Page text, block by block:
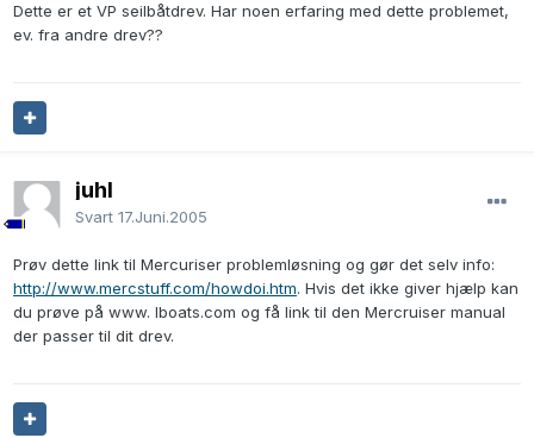
Dette er et VP seilbåtdrev. Har noen erfaring med dette problemet,
ev. fra andre drev??
juhl
Svart 17.Juni.2005
Prøv dette link til Mercuriser problemløsning og gør det selv info:
http://www.mercstuff.com/howdoi.htm. Hvis det ikke giver hjælp kan
du prøve på www. Iboats.com og få link til den Mercruiser manual
der passer til dit drev.